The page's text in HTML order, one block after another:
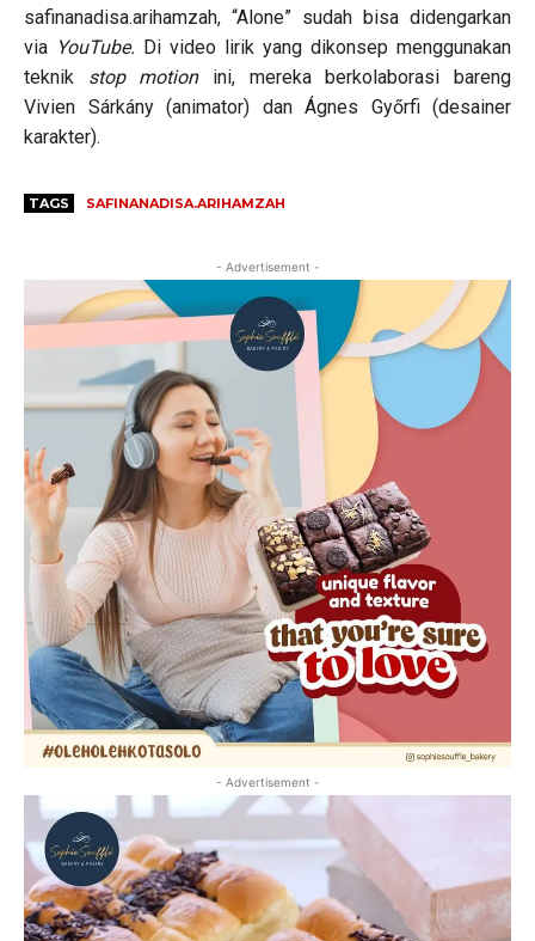
safinanadisa.arihamzah, “Alone” sudah bisa didengarkan
via YouTube. Di video lirik yang dikonsep menggunakan
teknik stop motion ini, mereka berkolaborasi bareng
Vivien Sárkány (animator) dan Ágnes Győrfi (desainer
karakter).
TAGS SAFINANADISA.ARIHAMZAH
- Advertisement -
- Advertisement -